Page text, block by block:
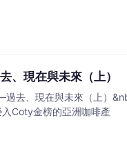
、現在與未來（上）
去、現在與未來（上）
Coty金榜的亞洲咖啡產